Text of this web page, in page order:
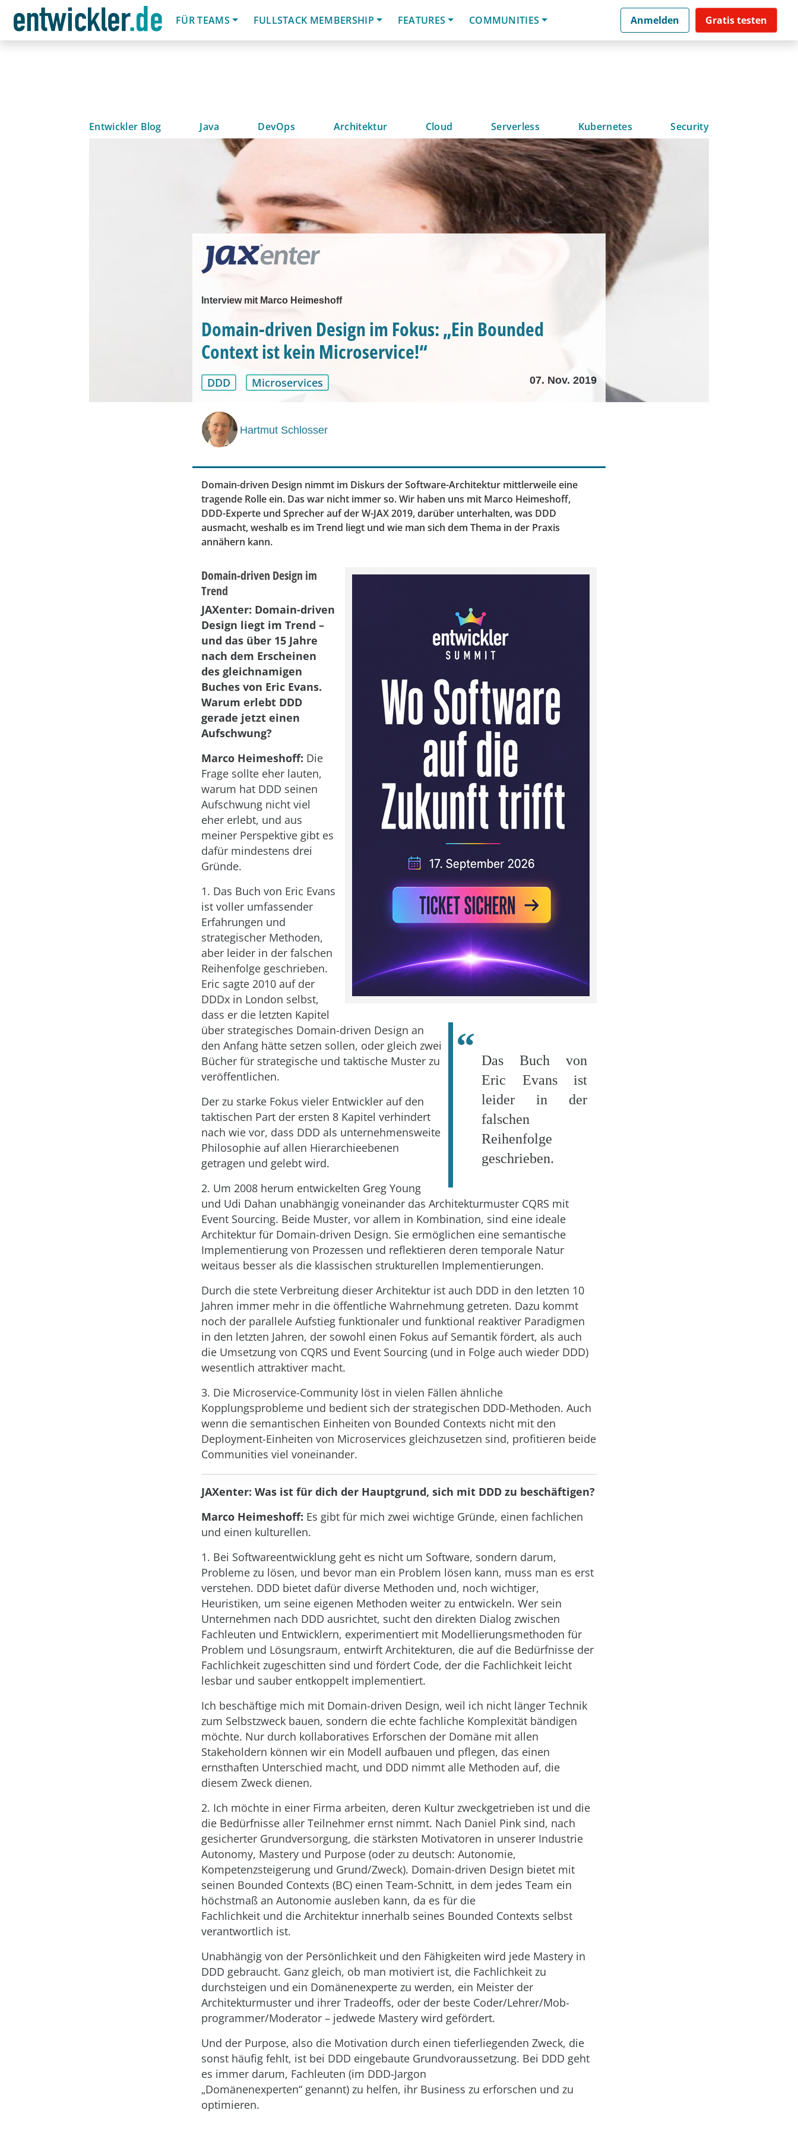
FÜR TEAMS
FULLSTACK MEMBERSHIP FEATURES COMMUNITIES Anmelden Gratis testen
Entwickler Blog Java DevOps Architektur Cloud Serverless Kubernetes Security
Interview mit Marco Heimeshoff
Domain-driven Design im Fokus: „Ein Bounded
Context ist kein Microservice!“
DDD Microservices 07. Nov. 2019
Hartmut Schlosser
Domain-driven Design nimmt im Diskurs der Software-Architektur mittlerweile eine
tragende Rolle ein. Das war nicht immer so. Wir haben uns mit Marco Heimeshoff,
DDD-Experte und Sprecher auf der W-JAX 2019, darüber unterhalten, was DDD
ausmacht, weshalb es im Trend liegt und wie man sich dem Thema in der Praxis
annähern kann.
Domain-driven Design im
Trend
JAXenter: Domain-driven
Design liegt im Trend –
und das über 15 Jahre
nach dem Erscheinen
des gleichnamigen
Buches von Eric Evans.
Warum erlebt DDD
gerade jetzt einen
Aufschwung?
Das Buch von
Eric Evans ist
leider in der
falschen
Reihenfolge
geschrieben.
Marco Heimeshoff: Die
Frage sollte eher lauten,
warum hat DDD seinen
Aufschwung nicht viel
eher erlebt, und aus
meiner Perspektive gibt es
dafür mindestens drei
Gründe.
1. Das Buch von Eric Evans
ist voller umfassender
Erfahrungen und
strategischer Methoden,
aber leider in der falschen
Reihenfolge geschrieben.
Eric sagte 2010 auf der
DDDx in London selbst,
dass er die letzten Kapitel
über strategisches Domain-driven Design an
den Anfang hätte setzen sollen, oder gleich zwei
Bücher für strategische und taktische Muster zu
veröffentlichen.
Der zu starke Fokus vieler Entwickler auf den
taktischen Part der ersten 8 Kapitel verhindert
nach wie vor, dass DDD als unternehmensweite
Philosophie auf allen Hierarchieebenen
getragen und gelebt wird.
2. Um 2008 herum entwickelten Greg Young
und Udi Dahan unabhängig voneinander das Architekturmuster CQRS mit
Event Sourcing. Beide Muster, vor allem in Kombination, sind eine ideale
Architektur für Domain-driven Design. Sie ermöglichen eine semantische
Implementierung von Prozessen und reflektieren deren temporale Natur
weitaus besser als die klassischen strukturellen Implementierungen.
Durch die stete Verbreitung dieser Architektur ist auch DDD in den letzten 10
Jahren immer mehr in die öffentliche Wahrnehmung getreten. Dazu kommt
noch der parallele Aufstieg funktionaler und funktional reaktiver Paradigmen
in den letzten Jahren, der sowohl einen Fokus auf Semantik fördert, als auch
die Umsetzung von CQRS und Event Sourcing (und in Folge auch wieder DDD)
wesentlich attraktiver macht.
3. Die Microservice-Community löst in vielen Fällen ähnliche
Kopplungsprobleme und bedient sich der strategischen DDD-Methoden. Auch
wenn die semantischen Einheiten von Bounded Contexts nicht mit den
Deployment-Einheiten von Microservices gleichzusetzen sind, profitieren beide
Communities viel voneinander.
JAXenter: Was ist für dich der Hauptgrund, sich mit DDD zu beschäftigen?
Marco Heimeshoff: Es gibt für mich zwei wichtige Gründe, einen fachlichen
und einen kulturellen.
1. Bei Softwareentwicklung geht es nicht um Software, sondern darum,
Probleme zu lösen, und bevor man ein Problem lösen kann, muss man es erst
verstehen. DDD bietet dafür diverse Methoden und, noch wichtiger,
Heuristiken, um seine eigenen Methoden weiter zu entwickeln. Wer sein
Unternehmen nach DDD ausrichtet, sucht den direkten Dialog zwischen
Fachleuten und Entwicklern, experimentiert mit Modellierungsmethoden für
Problem und Lösungsraum, entwirft Architekturen, die auf die Bedürfnisse der
Fachlichkeit zugeschitten sind und fördert Code, der die Fachlichkeit leicht
lesbar und sauber entkoppelt implementiert.
Ich beschäftige mich mit Domain-driven Design, weil ich nicht länger Technik
zum Selbstzweck bauen, sondern die echte fachliche Komplexität bändigen
möchte. Nur durch kollaboratives Erforschen der Domäne mit allen
Stakeholdern können wir ein Modell aufbauen und pflegen, das einen
ernsthaften Unterschied macht, und DDD nimmt alle Methoden auf, die
diesem Zweck dienen.
2. Ich möchte in einer Firma arbeiten, deren Kultur zweckgetrieben ist und die
die Bedürfnisse aller Teilnehmer ernst nimmt. Nach Daniel Pink sind, nach
gesicherter Grundversorgung, die stärksten Motivatoren in unserer Industrie
Autonomy, Mastery und Purpose (oder zu deutsch: Autonomie,
Kompetenzsteigerung und Grund/Zweck). Domain-driven Design bietet mit
seinen Bounded Contexts (BC) einen Team-Schnitt, in dem jedes Team ein
höchstmaß an Autonomie ausleben kann, da es für die
Fachlichkeit und die Architektur innerhalb seines Bounded Contexts selbst
verantwortlich ist.
Unabhängig von der Persönlichkeit und den Fähigkeiten wird jede Mastery in
DDD gebraucht. Ganz gleich, ob man motiviert ist, die Fachlichkeit zu
durchsteigen und ein Domänenexperte zu werden, ein Meister der
Architekturmuster und ihrer Tradeoffs, oder der beste Coder/Lehrer/Mob-
programmer/Moderator – jedwede Mastery wird gefördert.
Und der Purpose, also die Motivation durch einen tieferliegenden Zweck, die
sonst häufig fehlt, ist bei DDD eingebaute Grundvoraussetzung. Bei DDD geht
es immer darum, Fachleuten (im DDD-Jargon
„Domänenexperten“ genannt) zu helfen, ihr Business zu erforschen und zu
optimieren.